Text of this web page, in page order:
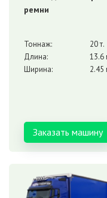
ремни
Тоннаж:
20 т.
Длина:
13.6
Ширина:
2.45
Заказать машину